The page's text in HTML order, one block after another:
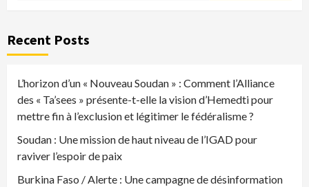
Recent Posts
L’horizon d’un « Nouveau Soudan » : Comment l’Alliance
des « Ta’sees » présente-t-elle la vision d’Hemedti pour
mettre fin à l’exclusion et légitimer le fédéralisme ?
Soudan : Une mission de haut niveau de l’IGAD pour
raviver l’espoir de paix
Burkina Faso / Alerte : Une campagne de désinformation